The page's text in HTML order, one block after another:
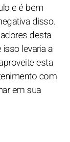
e é bem
disso.
desta
levaria a
esta
com
em sua